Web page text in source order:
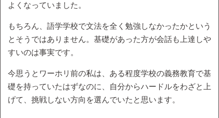
よくなっていました。
もちろん、語学学校で文法を全く勉強しなかったかという
とそうではありません。基礎があった方が会話も上達しや
すいのは事実です。
今思うとワーホリ前の私は、ある程度学校の義務教育で基
礎を持っていたはずなのに、自分からハードルをわざと上
げて、挑戦しない方向を選んでいたと思います。